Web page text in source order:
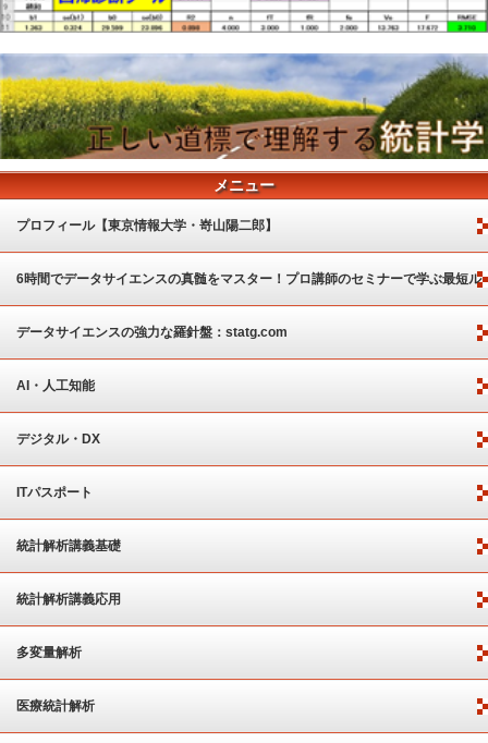
メニュー
プロフィール【東京情報大学・嵜山陽二郎】
6時間でデータサイエンスの真髄をマスター！プロ講師のセミナーで学ぶ最短ル
ート
データサイエンスの強力な羅針盤：statg.com
AI・人工知能
デジタル・DX
ITパスポート
統計解析講義基礎
統計解析講義応用
多変量解析
医療統計解析